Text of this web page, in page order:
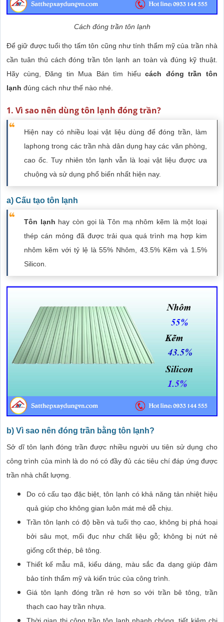
Cách đóng trần tôn lạnh
Để giữ được tuổi thọ tấm tôn cũng như tính thẩm mỹ của trần nhà
cần tuân thủ cách đóng trần tôn lạnh an toàn và đúng kỹ thuật.
Hãy cùng, Đăng tin Mua Bán tìm hiểu cách đóng trần tôn
lạnh đúng cách như thế nào nhé.
1. Vì sao nên dùng tôn lạnh đóng trần?
Hiện nay có nhiều loại vật liệu dùng để đóng trần, làm
laphong trong các trần nhà dân dụng hay các văn phòng,
cao ốc. Tuy nhiên tôn lạnh vẫn là loại vật liệu được ưa
chuộng và sử dụng phổ biến nhất hiện nay.
a) Cấu tạo tôn lạnh
Tôn lạnh hay còn gọi là Tôn mạ nhôm kẽm là một loại
thép cán mỏng đã được trải qua quá trình mạ hợp kim
nhôm kẽm với tỷ lệ là 55% Nhôm, 43.5% Kẽm và 1.5%
Silicon.
b) Vì sao nên đóng trần bằng tôn lạnh?
Sở dĩ tôn lạnh đóng trần được nhiều người ưu tiên sử dụng cho
công trình của mình là do nó có đầy đủ các tiêu chí đáp ứng được
trần nhà chất lượng.
Do có cấu tạo đặc biệt, tôn lạnh có khả năng tản nhiệt hiệu
quả giúp cho không gian luôn mát mẻ dễ chịu.
Trần tôn lạnh có độ bền và tuổi thọ cao, không bị phá hoại
bởi sâu mọt, mối đục như chất liệu gỗ; không bị nứt nẻ
giống cốt thép, bê tông.
Thiết kế mẫu mã, kiểu dáng, màu sắc đa dạng giúp đảm
bảo tính thẩm mỹ và kiến trúc của công trình.
Giá tôn lạnh đóng trần rẻ hơn so với trần bê tông, trần
thạch cao hay trần nhựa.